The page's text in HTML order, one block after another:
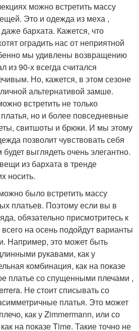
можно встретить массу
Это и одежда из меха ,
бархата. Кажется, что
оградить нас от неприятной
мы удивлены возвращению
из 90-х всегда считался
Но, кажется, в этом сезоне
альтернативой замше.
встретить не только
но и более повседневные
свитшоты и брюки. И мы этому
позволит чувствовать себя
выглядеть очень элегантно.
из бархата в тренде
носить.
было встретить массу
платьев. Поэтому если вы в
обязательно присмотритесь к
на осень подойдут варианты
Например, это может быть
рукавами, как у
комбинация, как на показе
платье со спущенными плечами ,
Не стоит списывать со
платья. Это может
как у Zimmermann, или со
на показе Time. Такие точно не